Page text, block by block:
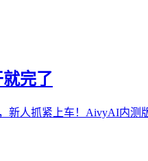
完了
人抓紧上车！AivyAI内测